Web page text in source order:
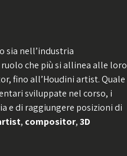
sia nell’industria
che più si allinea alle loro
fino all’Houdini artist. Quale
sviluppate nel corso, i
e di raggiungere posizioni di
, compositor,3D